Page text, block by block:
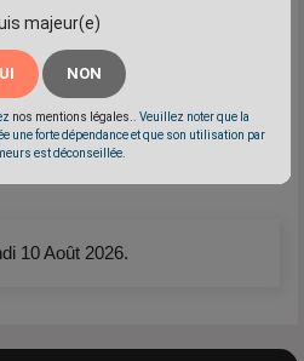
majeur(e)
NON
nos mentions légales.
. Veuillez noter que la
une forte dépendance et que son utilisation par
est déconseillée.
amer
10 Août 2026.